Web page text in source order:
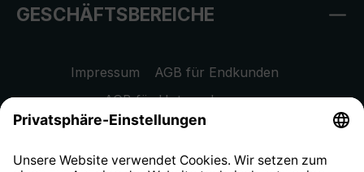
GESCHÄFTSBEREICHE
Impressum
AGB für Endkunden
AGB für Unternehmen
Datenschutzhinweis
Widerrufsrecht